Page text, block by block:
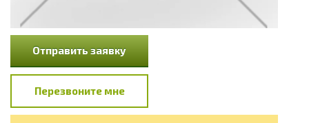
Отправить заявку
Перезвоните мне